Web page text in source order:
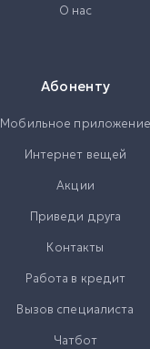
О нас
Абоненту
Мобильное приложение
Интернет вещей
Акции
Приведи друга
Контакты
Работа в кредит
Вызов специалиста
Чатбот